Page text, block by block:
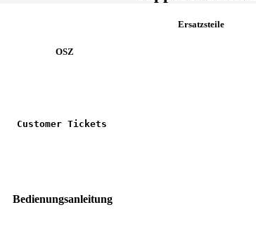
Ersatzsteile
OSZ
Customer Tickets
Bedienungsanleitung